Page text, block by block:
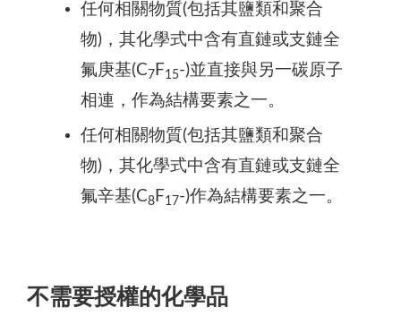
任何相關物質(包括其鹽類和聚合
物)，其化學式中含有直鏈或支鏈全
氟庚基(C 7 F15-)並直接與另一碳原子
相連，作為結構要素之一。
任何相關物質(包括其鹽類和聚合
物)，其化學式中含有直鏈或支鏈全
氟辛基(C8 F17-)作為結構要素之一。
不需要授權的化學品